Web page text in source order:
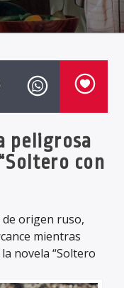
peligrosa
con
origen ruso,
mientras
novela “Soltero